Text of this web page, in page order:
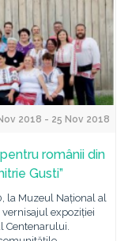
2018 - 25 Nov 2018
românii din
Gusti”
la Muzeul Național al
vernisajul expoziției
Centenarului.